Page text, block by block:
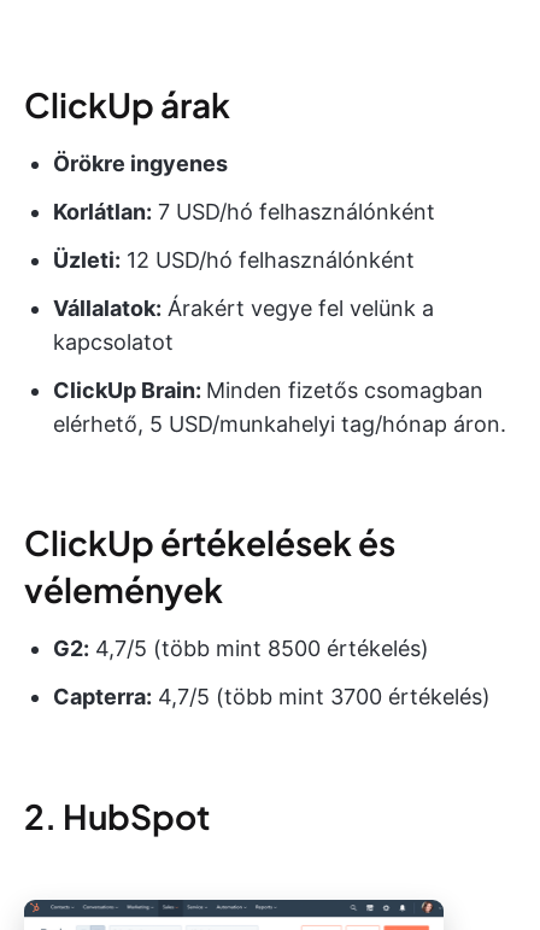
ClickUp árak
Örökre ingyenes
Korlátlan: 7 USD/hó felhasználónként
Üzleti: 12 USD/hó felhasználónként
Vállalatok: Árakért vegye fel velünk a
kapcsolatot
ClickUp Brain: Minden fizetős csomagban
elérhető, 5 USD/munkahelyi tag/hónap áron.
ClickUp értékelések és
vélemények
G2: 4,7/5 (több mint 8500 értékelés)
Capterra: 4,7/5 (több mint 3700 értékelés)
2. HubSpot